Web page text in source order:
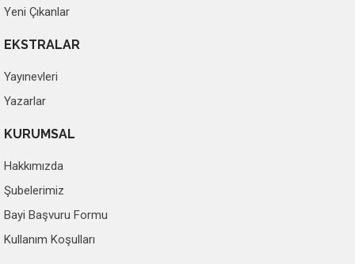
Yeni Çıkanlar
EKSTRALAR
Yayınevleri
Yazarlar
KURUMSAL
Hakkımızda
Şubelerimiz
Bayi Başvuru Formu
Kullanım Koşulları